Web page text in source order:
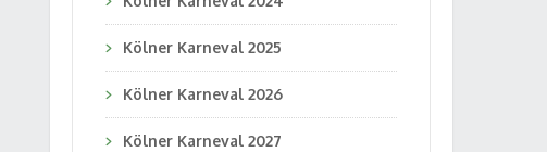
Kölner Karneval 2025
Kölner Karneval 2026
Kölner Karneval 2027